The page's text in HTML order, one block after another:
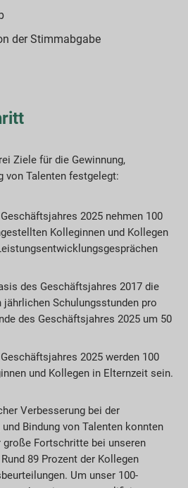
der Stimmabgabe
Ziele für die Gewinnung,
von Talenten festgelegt:
2025 nehmen 100
Kolleginnen und Kollegen
des Geschäftsjahres 2017 die
Schulungsstunden pro
des Geschäftsjahres 2025 um 50
2025 werden 100
und Kollegen in Elternzeit sein.
Verbesserung bei der
Bindung von Talenten konnten
große Fortschritte bei unseren
89 Prozent der Kollegen
Um unser 100-